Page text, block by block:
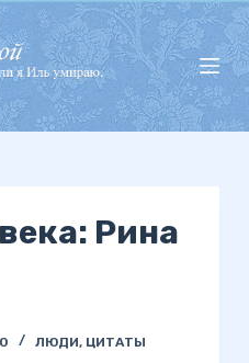
Рина
ЛЮДИ, ЦИТАТЫ